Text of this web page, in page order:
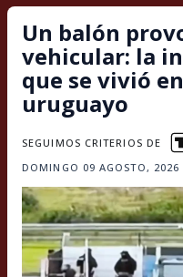
Un balón
vehicular: la
que se vivió
uruguayo
DOMINGO 09 AGOSTO,
SEGUIMOS CRITERIOS DE